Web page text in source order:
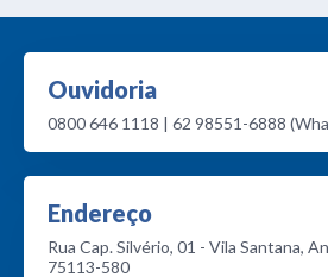
Ouvidoria
0800 646 1118 | 62 98551-6888
Endereço
Rua Cap. Silvério, 01 - Vila Santana,
75113-580